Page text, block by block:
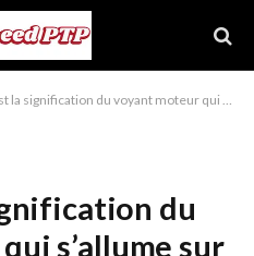
du voyant moteur qui s’allume sur W176 ?
du
s’allume sur